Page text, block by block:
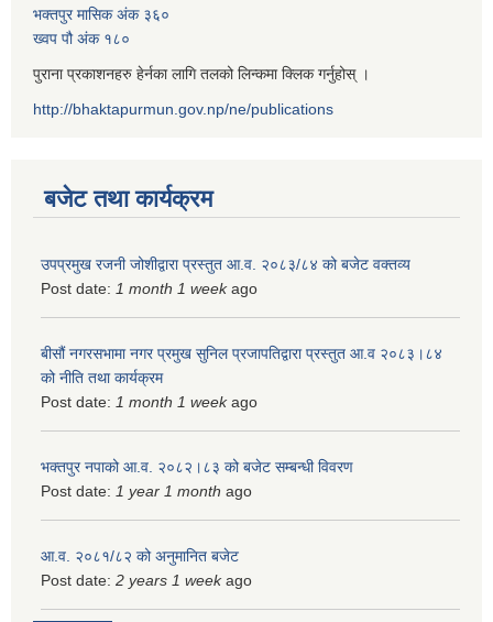
भक्तपुर मासिक अंक ३६०
ख्वप पौ अंक १८०
पुराना प्रकाशनहरु हेर्नका लागि तलको लिन्कमा क्लिक गर्नुहोस् ।
http://bhaktapurmun.gov.np/ne/publications
बजेट तथा कार्यक्रम
उपप्रमुख रजनी जोशीद्वारा प्रस्तुत आ.व. २०८३/८४ को बजेट वक्तव्य
Post date: 1 month 1 weekago
बीसौं नगरसभामा नगर प्रमुख सुनिल प्रजापतिद्वारा प्रस्तुत आ.व‍ २०८३।८४
को नीति तथा कार्यक्रम
Post date: 1 month 1 weekago
भक्तपुर नपाको आ.व. २०८२।८३ को बजेट सम्बन्धी विवरण
Post date: 1 year 1 month ago
आ.व. २०८१/८२ को अनुमानित बजेट
Post date: 2 years 1 weekago